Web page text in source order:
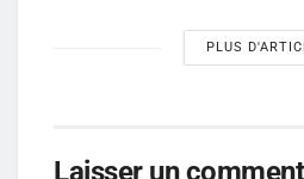
PLUS
Laisser un